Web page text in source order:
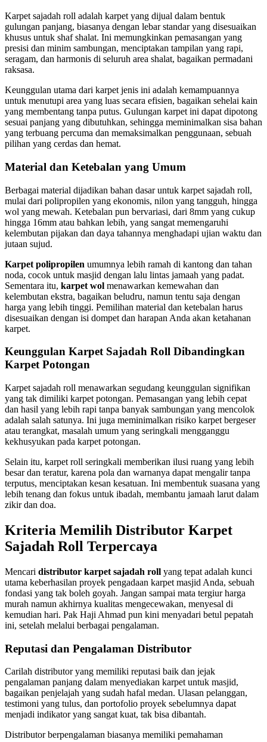
Karpet sajadah roll adalah karpet yang dijual dalam bentuk
gulungan panjang, biasanya dengan lebar standar yang disesuaikan
khusus untuk shaf shalat. Ini memungkinkan pemasangan yang
presisi dan minim sambungan, menciptakan tampilan yang rapi,
seragam, dan harmonis di seluruh area shalat, bagaikan permadani
raksasa.
Keunggulan utama dari karpet jenis ini adalah kemampuannya
untuk menutupi area yang luas secara efisien, bagaikan sehelai kain
yang membentang tanpa putus. Gulungan karpet ini dapat dipotong
sesuai panjang yang dibutuhkan, sehingga meminimalkan sisa bahan
yang terbuang percuma dan memaksimalkan penggunaan, sebuah
pilihan yang cerdas dan hemat.
Material dan Ketebalan yang Umum
Berbagai material dijadikan bahan dasar untuk karpet sajadah roll,
mulai dari polipropilen yang ekonomis, nilon yang tangguh, hingga
wol yang mewah. Ketebalan pun bervariasi, dari 8mm yang cukup
hingga 16mm atau bahkan lebih, yang sangat memengaruhi
kelembutan pijakan dan daya tahannya menghadapi ujian waktu dan
jutaan sujud.
Karpet polipropilen umumnya lebih ramah di kantong dan tahan
noda, cocok untuk masjid dengan lalu lintas jamaah yang padat.
Sementara itu, karpet wol menawarkan kemewahan dan
kelembutan ekstra, bagaikan beludru, namun tentu saja dengan
harga yang lebih tinggi. Pemilihan material dan ketebalan harus
disesuaikan dengan isi dompet dan harapan Anda akan ketahanan
karpet.
Keunggulan Karpet Sajadah Roll Dibandingkan
Karpet Potongan
Karpet sajadah roll menawarkan segudang keunggulan signifikan
yang tak dimiliki karpet potongan. Pemasangan yang lebih cepat
dan hasil yang lebih rapi tanpa banyak sambungan yang mencolok
adalah salah satunya. Ini juga meminimalkan risiko karpet bergeser
atau terangkat, masalah umum yang seringkali mengganggu
kekhusyukan pada karpet potongan.
Selain itu, karpet roll seringkali memberikan ilusi ruang yang lebih
besar dan teratur, karena pola dan warnanya dapat mengalir tanpa
terputus, menciptakan kesan kesatuan. Ini membentuk suasana yang
lebih tenang dan fokus untuk ibadah, membantu jamaah larut dalam
zikir dan doa.
Kriteria Memilih Distributor Karpet
Sajadah Roll Terpercaya
Mencari distributor karpet sajadah roll yang tepat adalah kunci
utama keberhasilan proyek pengadaan karpet masjid Anda, sebuah
fondasi yang tak boleh goyah. Jangan sampai mata tergiur harga
murah namun akhirnya kualitas mengecewakan, menyesal di
kemudian hari. Pak Haji Ahmad pun kini menyadari betul pepatah
ini, setelah melalui berbagai pengalaman.
Reputasi dan Pengalaman Distributor
Carilah distributor yang memiliki reputasi baik dan jejak
pengalaman panjang dalam menyediakan karpet untuk masjid,
bagaikan penjelajah yang sudah hafal medan. Ulasan pelanggan,
testimoni yang tulus, dan portofolio proyek sebelumnya dapat
menjadi indikator yang sangat kuat, tak bisa dibantah.
Distributor berpengalaman biasanya memiliki pemahaman